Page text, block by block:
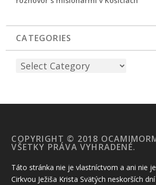
CATEGORIES
COPYRIGHT © 2018
VŠETKY PRÁVA VYHRADENÉ.
Táto stránka nie je vlastníctvom a ani nie
Cirkvou Ježiša Krista Svätých neskorších